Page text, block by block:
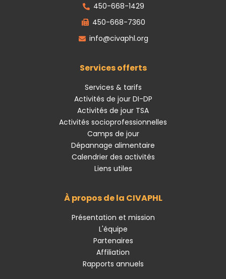
450-668-1429
450-668-7360
info@civaphl.org
Services offerts
Services & tarifs
Activités de jour DI-DP
Activités de jour TSA
Activités socioprofessionnelles
Camps de jour
Dépannage alimentaire
Calendrier des activités
Liens utiles
À propos de la CIVAPHL
Présentation et mission
L'équipe
Partenaires
Affiliation
Rapports annuels